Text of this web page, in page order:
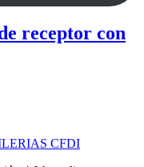
receptor con
CFDI